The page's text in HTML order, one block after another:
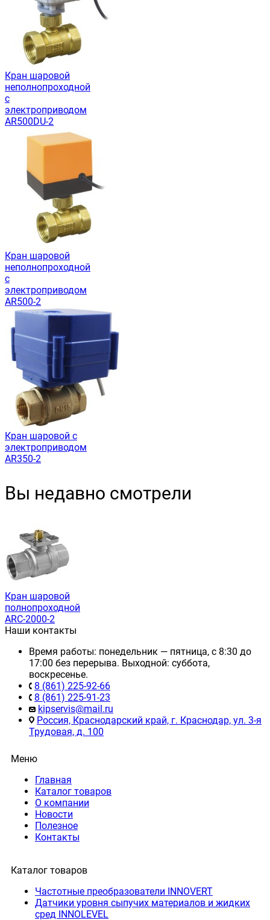
Кран шаровой
неполнопроходной
с
электроприводом
AR500DU-2
Кран шаровой
неполнопроходной
с
электроприводом
AR500-2
Кран шаровой с
электроприводом
AR350-2
Вы недавно смотрели
Кран шаровой
полнопроходной
ARC-2000-2
Наши контакты
Время работы: понедельник — пятница, с 8:30 до
17:00 без перерыва. Выходной: суббота,
воскресенье.
8 (861) 225-92-66
8 (861) 225-91-23
kipservis@mail.ru
Россия, Краснодарский край, г. Краснодар, ул. 3-я
Трудовая, д. 100
Меню
Главная
Каталог товаров
О компании
Новости
Полезное
Контакты
Каталог товаров
Частотные преобразователи INNOVERT
Датчики уровня сыпучих материалов и жидких
сред INNOLEVEL